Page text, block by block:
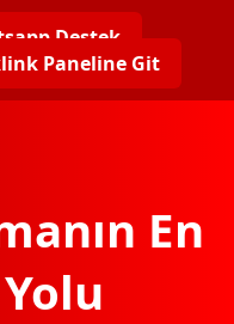
Destek
Paneline Git
En